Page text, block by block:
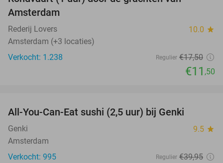
Amsterdam
Rederij Lovers 10.0 star
Amsterdam (+3 locaties)
Verkocht: 1.238
Regulier €17,50
€11 ,50
All-You-Can-Eat sushi (2,5 uur) bij Genki
Genki 9.5 star
Amsterdam
Verkocht: 995
Regulier €39,95